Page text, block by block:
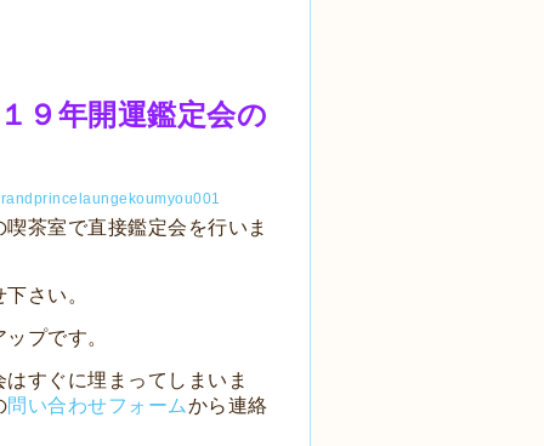
９年開運鑑定会の
喫茶室で直接鑑定会を行いま
さい。
プです。
すぐに埋まってしまいま
問い合わせフォームから連絡